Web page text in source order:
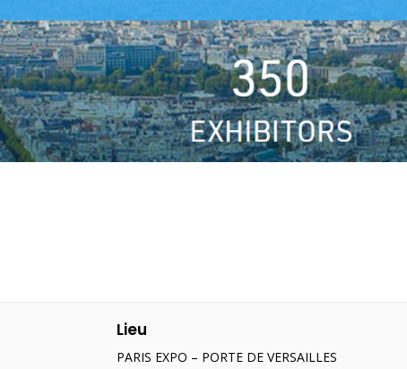
Lieu
PARIS EXPO – PORTE DE VERSAILLES